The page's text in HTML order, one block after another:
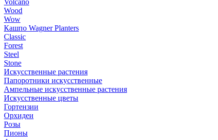
Wood
Wow
Кашпо Wagner Planters
Classic
Forest
Steel
Stone
Искусственные растения
Папоротники искусственные
Ампельные искусственные растения
Искусственные цветы
Гортензии
Орхидеи
Розы
Пионы